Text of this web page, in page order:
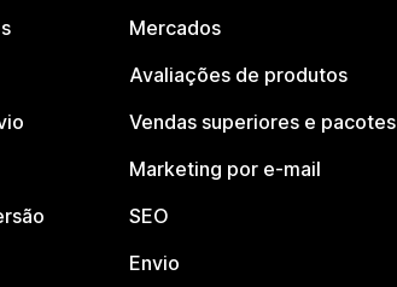
Mercados
Avaliações de produtos
Vendas superiores e pacotes
Marketing por e-mail
SEO
Envio